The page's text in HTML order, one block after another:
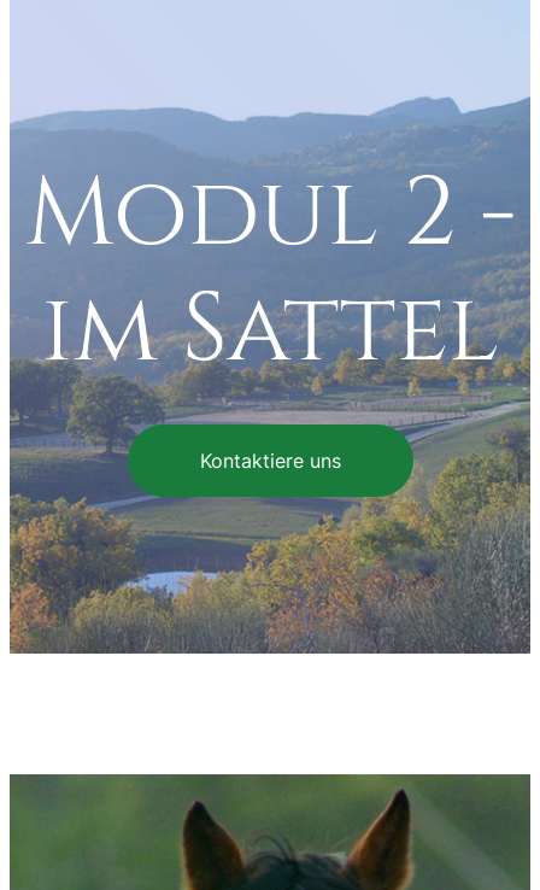
Modul 2 -
im Sattel
Kontaktiere uns